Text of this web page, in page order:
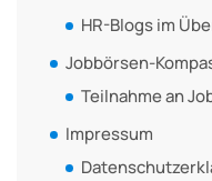
HR-Blogs im
Jobbörsen-
Teilnahme an
Impressum